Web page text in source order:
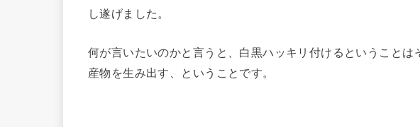
し遂げました。
何が言いたいのかと言うと、白黒ハッキリ付けるということは
産物を生み出す、ということです。